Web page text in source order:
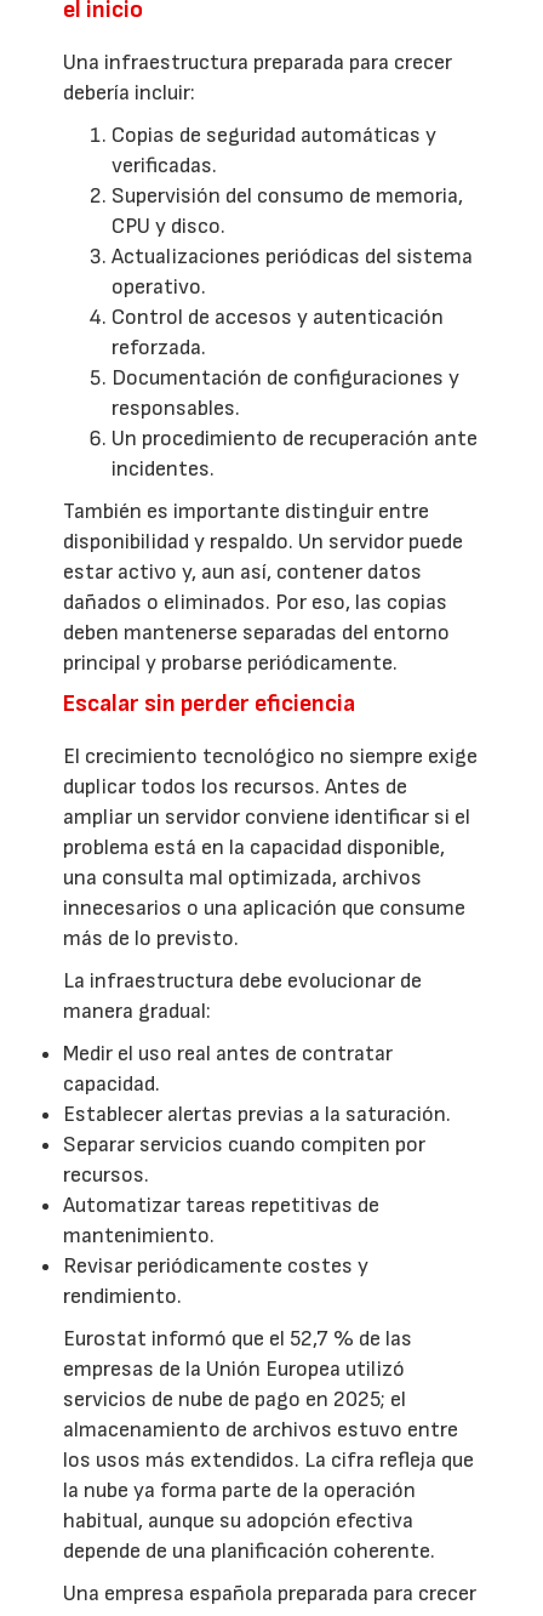
el inicio
Una infraestructura preparada para crecer
debería incluir:
Copias de seguridad automáticas y
verificadas.
Supervisión del consumo de memoria,
CPU y disco.
Actualizaciones periódicas del sistema
operativo.
Control de accesos y autenticación
reforzada.
Documentación de configuraciones y
responsables.
Un procedimiento de recuperación ante
incidentes.
También es importante distinguir entre
disponibilidad y respaldo. Un servidor puede
estar activo y, aun así, contener datos
dañados o eliminados. Por eso, las copias
deben mantenerse separadas del entorno
principal y probarse periódicamente.
Escalar sin perder eficiencia
El crecimiento tecnológico no siempre exige
duplicar todos los recursos. Antes de
ampliar un servidor conviene identificar si el
problema está en la capacidad disponible,
una consulta mal optimizada, archivos
innecesarios o una aplicación que consume
más de lo previsto.
La infraestructura debe evolucionar de
manera gradual:
Medir el uso real antes de contratar
capacidad.
Establecer alertas previas a la saturación.
Separar servicios cuando compiten por
recursos.
Automatizar tareas repetitivas de
mantenimiento.
Revisar periódicamente costes y
rendimiento.
Eurostat informó que el 52,7 % de las
empresas de la Unión Europea utilizó
servicios de nube de pago en 2025; el
almacenamiento de archivos estuvo entre
los usos más extendidos. La cifra refleja que
la nube ya forma parte de la operación
habitual, aunque su adopción efectiva
depende de una planificación coherente.
Una empresa española preparada para crecer